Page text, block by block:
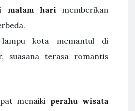
malam hari memberikan
lampu kota memantul di
suasana terasa romantis
menaiki perahu wisata